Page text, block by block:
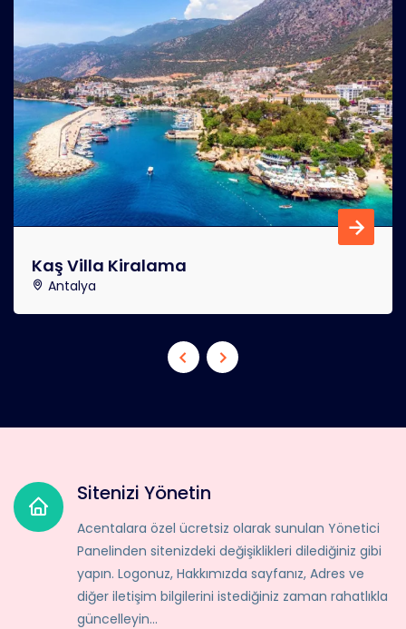
Kaş Villa Kiralama
Antalya
Sitenizi Yönetin
Acentalara özel ücretsiz olarak sunulan Yönetici
Panelinden sitenizdeki değişiklikleri dilediğiniz gibi
yapın. Logonuz, Hakkımızda sayfanız, Adres ve
diğer iletişim bilgilerini istediğiniz zaman rahatlıkla
güncelleyin...